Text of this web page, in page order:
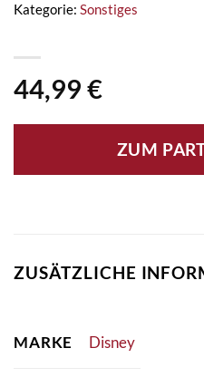
44,99 €
ZUM
Kategorie: Sonstiges
ZUSÄTZLICHE
MARKE Disney